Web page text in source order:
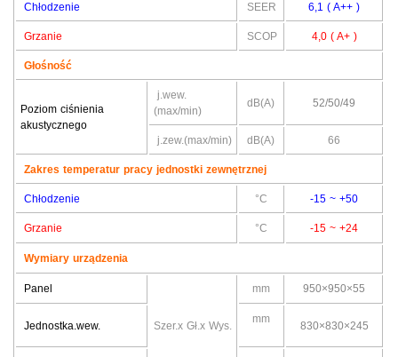
Chłodzenie SEER 6,1 ( A++ )
Grzanie SCOP 4,0 ( A+ )
Głośność
Poziom ciśnienia
akustycznego
j.wew.
(max/min)
dB(A) 52/50/49
j.zew.(max/min) dB(A) 66
Zakres temperatur pracy jednostki zewnętrznej
Chłodzenie °C -15 ~ +50
Grzanie °C -15 ~ +24
Wymiary urządzenia
Panel
Szer.x Gł.x Wys.
mm 950×950×55
Jednostka.wew.
mm
830×830×245